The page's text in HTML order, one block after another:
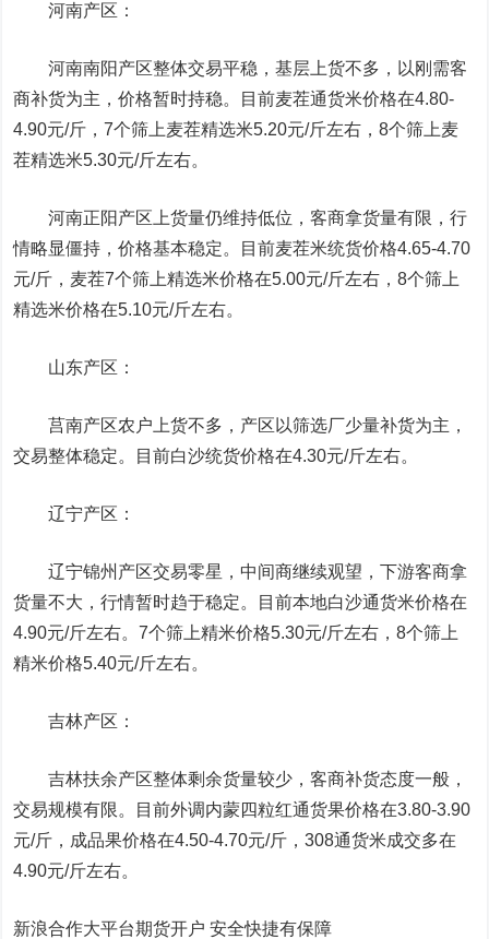
河南产区：
河南南阳产区整体交易平稳，基层上货不多，以刚需客
商补货为主，价格暂时持稳。目前麦茬通货米价格在4.80-
4.90元/斤，7个筛上麦茬精选米5.20元/斤左右，8个筛上麦
茬精选米5.30元/斤左右。
河南正阳产区上货量仍维持低位，客商拿货量有限，行
情略显僵持，价格基本稳定。目前麦茬米统货价格4.65-4.70
元/斤，麦茬7个筛上精选米价格在5.00元/斤左右，8个筛上
精选米价格在5.10元/斤左右。
山东产区：
莒南产区农户上货不多，产区以筛选厂少量补货为主，
交易整体稳定。目前白沙统货价格在4.30元/斤左右。
辽宁产区：
辽宁锦州产区交易零星，中间商继续观望，下游客商拿
货量不大，行情暂时趋于稳定。目前本地白沙通货米价格在
4.90元/斤左右。7个筛上精米价格5.30元/斤左右，8个筛上
精米价格5.40元/斤左右。
吉林产区：
吉林扶余产区整体剩余货量较少，客商补货态度一般，
交易规模有限。目前外调内蒙四粒红通货果价格在3.80-3.90
元/斤，成品果价格在4.50-4.70元/斤，308通货米成交多在
4.90元/斤左右。
新浪合作大平台期货开户 安全快捷有保障